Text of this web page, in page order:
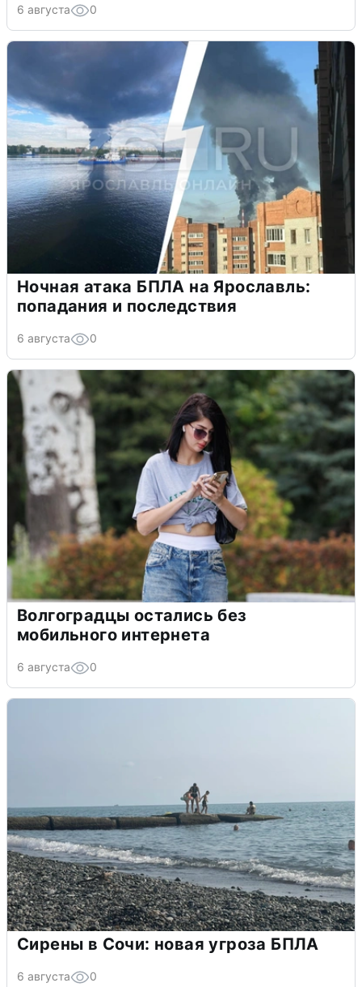
6 августа 0
Ночная атака БПЛА на Ярославль:
попадания и последствия
6 августа 0
Волгоградцы остались без
мобильного интернета
6 августа 0
Сирены в Сочи: новая угроза БПЛА
6 августа 0